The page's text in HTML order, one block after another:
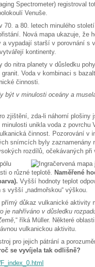
Spectrometer) registroval
Venuše.
a 80. letech minulého
Nová mapa ukazuje, že
vypadají starší v porovnání s
kontinenty.
nitra planety v důsledku
Voda v kombinaci s
činnosti.
být v minulosti oceány a
zjištění, zda-li náhorní plošiny
unikla voda z povrchu
činnost. Pozorování v
snímcích byly zaznamenány
rozdílů, očekávaných při
o různé teplotě. Naměřené
Vyšší hodnoty teplot
vyšší „nadmořskou“ výškou.
důkaz vulkanické aktivity
je nahříváno v důsledku
,“ říká Müller. Některé
vulkanickou aktivitu.
pro jejich pátrání a
se vyvíjela tak odlišně?